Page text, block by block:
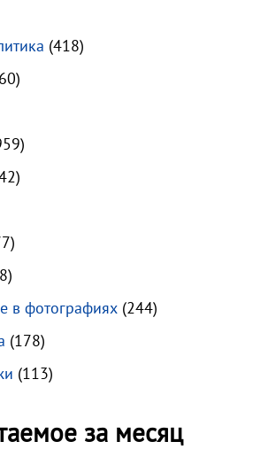
(418)
в фотографиях (244)
(178)
(113)
за месяц